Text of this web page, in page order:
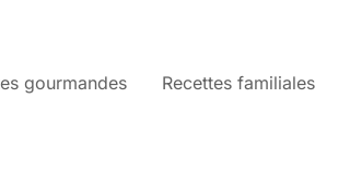
gourmandes Recettes familiales